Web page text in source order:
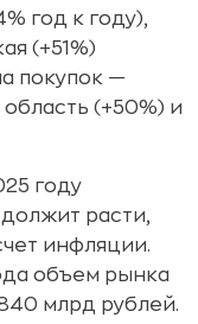
год к году),
(+51%)
покупок —
(+50%) и
году
расти,
инфляции.
объем рынка
млрд рублей.